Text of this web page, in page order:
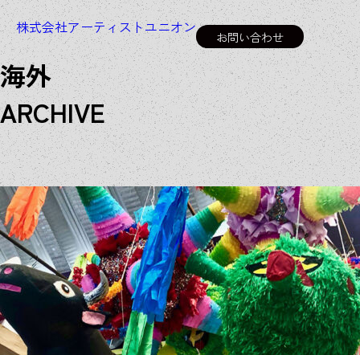
株式会社アーティストユニオン
お問い合わせ
海外
ARCHIVE